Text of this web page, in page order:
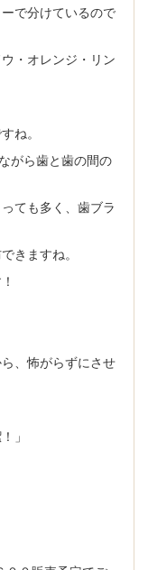
で分けているので
・オレンジ・リン
ね。
がら歯と歯の間の
ても多く、歯ブラ
きますね。
、怖がらずにさせ
」